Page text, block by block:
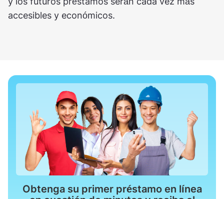
accesibles y económicos.
Obtenga su primer préstamo en línea